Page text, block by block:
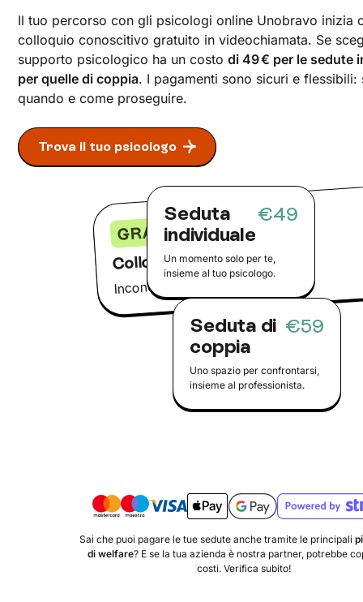
Colloquio conoscitivo
GRATIS
Incontra il tuo psicologo online
Il tuo percorso con gli psicologi online Unobravo inizia
colloquio conoscitivo gratuito in videochiamata. Se
supporto psicologico ha un costodi 49 € per le sedute
per quelle di coppia. I pagamenti sono sicuri e flessibili:
quando e come proseguire.
Trova il tuo psicologo
Seduta
individuale
€49
Un momento solo per te,
insieme al tuo psicologo.
Seduta di
coppia
€59
Uno spazio per confrontarsi,
insieme al professionista.
Sai che puoi pagare le tue sedute anche tramite le principali
di welfare? E se la tua azienda è nostra partner, potrebbe
costi. Verifica subito!